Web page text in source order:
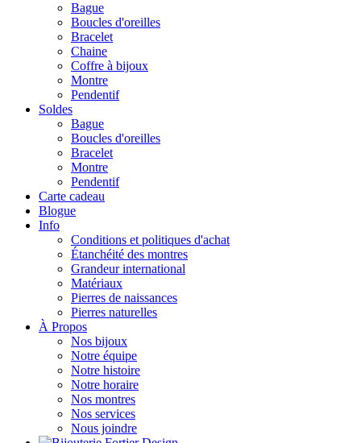
Bague
Boucles d'oreilles
Bracelet
Chaine
Coffre à bijoux
Montre
Pendentif
Soldes
Bague
Boucles d'oreilles
Bracelet
Montre
Pendentif
Carte cadeau
Blogue
Info
Conditions et politiques d'achat
Étanchéité des montres
Grandeur international
Matériaux
Pierres de naissances
Pierres naturelles
À Propos
Nos bijoux
Notre équipe
Notre histoire
Notre horaire
Nos montres
Nos services
Nous joindre